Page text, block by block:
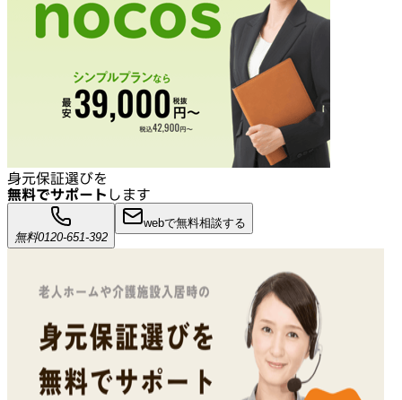
身元保証選びを
無料でサポート します
無料0120-651-392
webで無料相談する